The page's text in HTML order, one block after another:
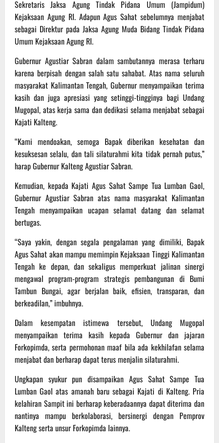
Sekretaris Jaksa Agung Tindak Pidana Umum (Jampidum)
Kejaksaan Agung RI. Adapun Agus Sahat sebelumnya menjabat
sebagai Direktur pada Jaksa Agung Muda Bidang Tindak Pidana
Umum Kejaksaan Agung RI.
Gubernur Agustiar Sabran dalam sambutannya merasa terharu
karena berpisah dengan salah satu sahabat. Atas nama seluruh
masyarakat Kalimantan Tengah, Gubernur menyampaikan terima
kasih dan juga apresiasi yang setinggi-tingginya bagi Undang
Mugopal, atas kerja sama dan dedikasi selama menjabat sebagai
Kajati Kalteng.
“Kami mendoakan, semoga Bapak diberikan kesehatan dan
kesuksesan selalu, dan tali silaturahmi kita tidak pernah putus,”
harap Gubernur Kalteng Agustiar Sabran.
Kemudian, kepada Kajati Agus Sahat Sampe Tua Lumban Gaol,
Gubernur Agustiar Sabran atas nama masyarakat Kalimantan
Tengah menyampaikan ucapan selamat datang dan selamat
bertugas.
“Saya yakin, dengan segala pengalaman yang dimiliki, Bapak
Agus Sahat akan mampu memimpin Kejaksaan Tinggi Kalimantan
Tengah ke depan, dan sekaligus memperkuat jalinan sinergi
mengawal program-program strategis pembangunan di Bumi
Tambun Bungai, agar berjalan baik, efisien, transparan, dan
berkeadilan,” imbuhnya.
Dalam kesempatan istimewa tersebut, Undang Mugopal
menyampaikan terima kasih kepada Gubernur dan jajaran
Forkopimda, serta permohonan maaf bila ada kekhilafan selama
menjabat dan berharap dapat terus menjalin silaturahmi.
Ungkapan syukur pun disampaikan Agus Sahat Sampe Tua
Lumban Gaol atas amanah baru sebagai Kajati di Kalteng. Pria
kelahiran Sampit ini berharap keberadaannya dapat diterima dan
nantinya mampu berkolaborasi, bersinergi dengan Pemprov
Kalteng serta unsur Forkopimda lainnya.